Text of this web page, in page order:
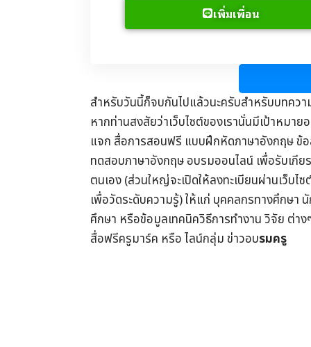
เพิ่มเพื่อน
สำหรับวันนี้ก็จบกันไปแล้วนะครับสำหรับบทควา
หากท่านสงสัยว่าเว็บไซต์ของเรานั่นมีเป้าหมาย
แจก สื่อการสอนฟรี แบบฝึกหัดภาษาอังกฤษข้
ทดสอบภาษาอังกฤษอบรมออนไลน์ เพื่อรับเกี
ตนเอง (ส่วนใหญ่จะเปิดให้ลงทะเบียนผ่านเว็บ
เพื่อวัดระดับความรู้) ให้แก่ บุคคลกรทางศึกษา
ศึกษา หรือข้อมูลเทคนิควิธีการทำงาน วิจัย ต่า
สื่อฟรีครูมาร์ค หรือ ไลน์กลุ่มข่าวอบรมครู